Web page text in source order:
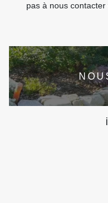
pas à nous